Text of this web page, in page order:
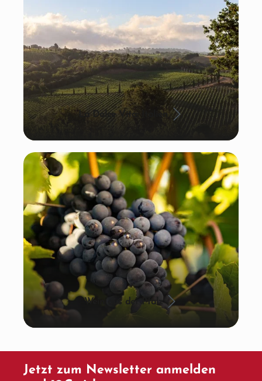
La Dolce Vita: Italien
Wein aus der Pfalz
Jetzt zum Newsletter anmelden